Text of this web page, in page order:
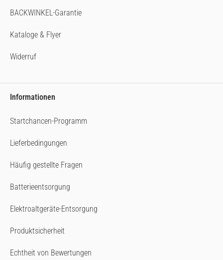
BACKWINKEL-Garantie
Kataloge & Flyer
Widerruf
Informationen
Startchancen-Programm
Lieferbedingungen
Häufig gestellte Fragen
Batterieentsorgung
Elektroaltgeräte-Entsorgung
Produktsicherheit
Echtheit von Bewertungen